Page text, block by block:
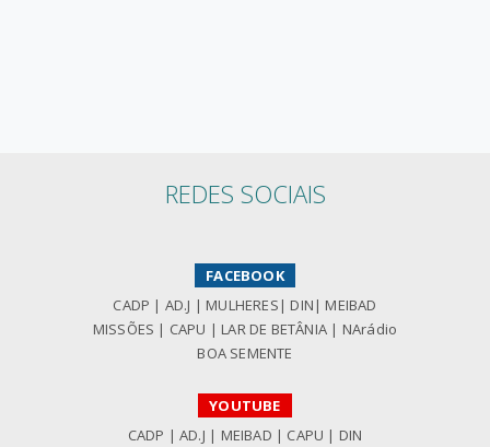
REDES SOCIAIS
FACEBOOK
CADP | AD.J | MULHERES | DIN | MEIBAD
MISSÕES | CAPU | LAR DE BETÂNIA | NArádio
BOA SEMENTE
YOUTUBE
CADP |AD.J | MEIBAD | CAPU | DIN